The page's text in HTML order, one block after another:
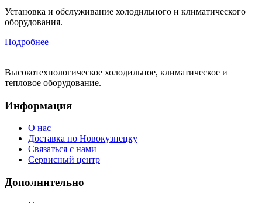
Установка и обслуживание холодильного и климатического
оборудования.
Подробнее
Высокотехнологическое холодильное, климатическое и
тепловое оборудование.
Информация
О нас
Доставка по Новокузнецку
Связаться с нами
Сервисный центр
Дополнительно